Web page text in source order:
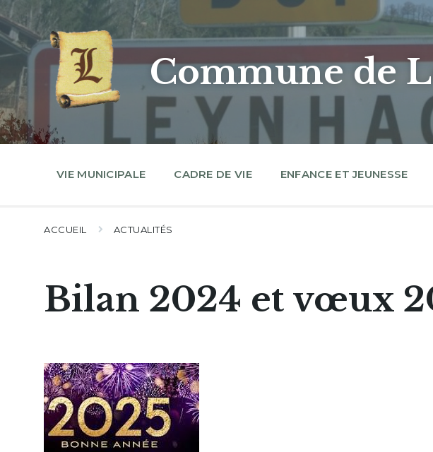
Skip
to
content
Skip
to
main
navigation
Skip
to
footer
Commune de
VIE MUNICIPALE CADRE DE VIE ENFANCE ET JEUNESSE
ACCUEIL ACTUALITÉS
Bilan 2024 et vœux